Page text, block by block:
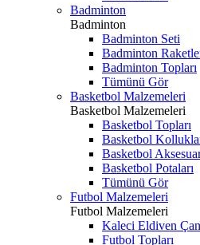
Badminton
Badminton
Badminton Seti
Badminton
Badminton Topları
Tümünü Gör
Basketbol Malzemeleri
Basketbol Malzemeleri
Basketbol Topları
Basketbol
Basketbol
Basketbol Potaları
Tümünü Gör
Futbol Malzemeleri
Futbol Malzemeleri
Kaleci Eldiven
Futbol Topları